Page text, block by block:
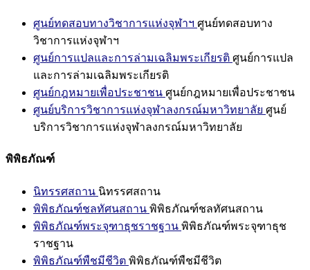
ศูนย์ทดสอบทางวิชาการแห่งจุฬาฯ ศูนย์ทดสอบทาง
วิชาการแห่งจุฬาฯ
ศูนย์การแปลและการล่ามเฉลิมพระเกียรติ ศูนย์การแปล
และการล่ามเฉลิมพระเกียรติ
ศูนย์กฎหมายเพื่อประชาชน ศูนย์กฎหมายเพื่อประชาชน
ศูนย์บริการวิชาการแห่งจุฬาลงกรณ์มหาวิทยาลัย ศูนย์
บริการวิชาการแห่งจุฬาลงกรณ์มหาวิทยาลัย
พิพิธภัณฑ์
นิทรรศสถาน นิทรรศสถาน
พิพิธภัณฑ์ชลทัศนสถาน พิพิธภัณฑ์ชลทัศนสถาน
พิพิธภัณฑ์พระจุฑาธุชราชฐาน พิพิธภัณฑ์พระจุฑาธุช
ราชฐาน
พิพิธภัณฑ์พืชมีชีวิต พิพิธภัณฑ์พืชมีชีวิต